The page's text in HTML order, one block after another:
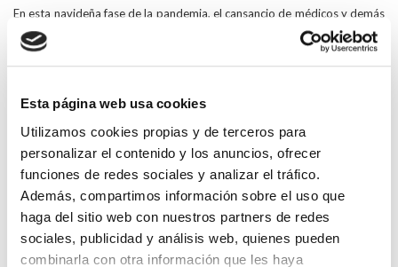
Esta página web usa cookies
Utilizamos cookies propias y de terceros para
personalizar el contenido y los anuncios, ofrecer
funciones de redes sociales y analizar el tráfico.
Además, compartimos información sobre el uso que
haga del sitio web con nuestros partners de redes
sociales, publicidad y análisis web, quienes pueden
combinarla con otra información que les haya
En esta navideña fase de la pandemia, el cansancio de médicos y demás
trabajadores de la Sanidad añade más desesperanza: cuando más se
necesita un descanso, cuando se empezaba la recuperación de las
agendas de pacientes noCovid, la sexta ola viene a sobrecargar los
servicios y a volver a suspender su actividad programada, acumulando
Además del reforzamiento de infraestructuras y plantillas, necesitamos
que este contrato social implícito termine con el maltrato en la
contratación de profesionales: disminuir la temporalidad y mejorar la
calidad del empleo médico y sanitario, es precondición para retener a
los profesionales que formamos, y alinear su motivación con la misión
del Sistema Nacional de Salud.
El discurso político debe insistir en el agradecimiento al sobreesfuerzo
que los sanitarios están haciendo desde hace ya casi dos años,
incrementado en esta sexta ola y no en lo contrario, como a veces se ha
manifestado.
Combatir la “fatiga política pandémica”